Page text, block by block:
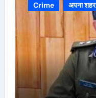
Crime अपना शहर